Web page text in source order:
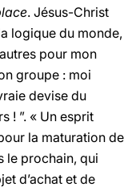
. Jésus-Christ
logique du monde,
pour mon
groupe : moi
devise du
! ”. « Un esprit
la maturation de
le prochain, qui
d’achat et de